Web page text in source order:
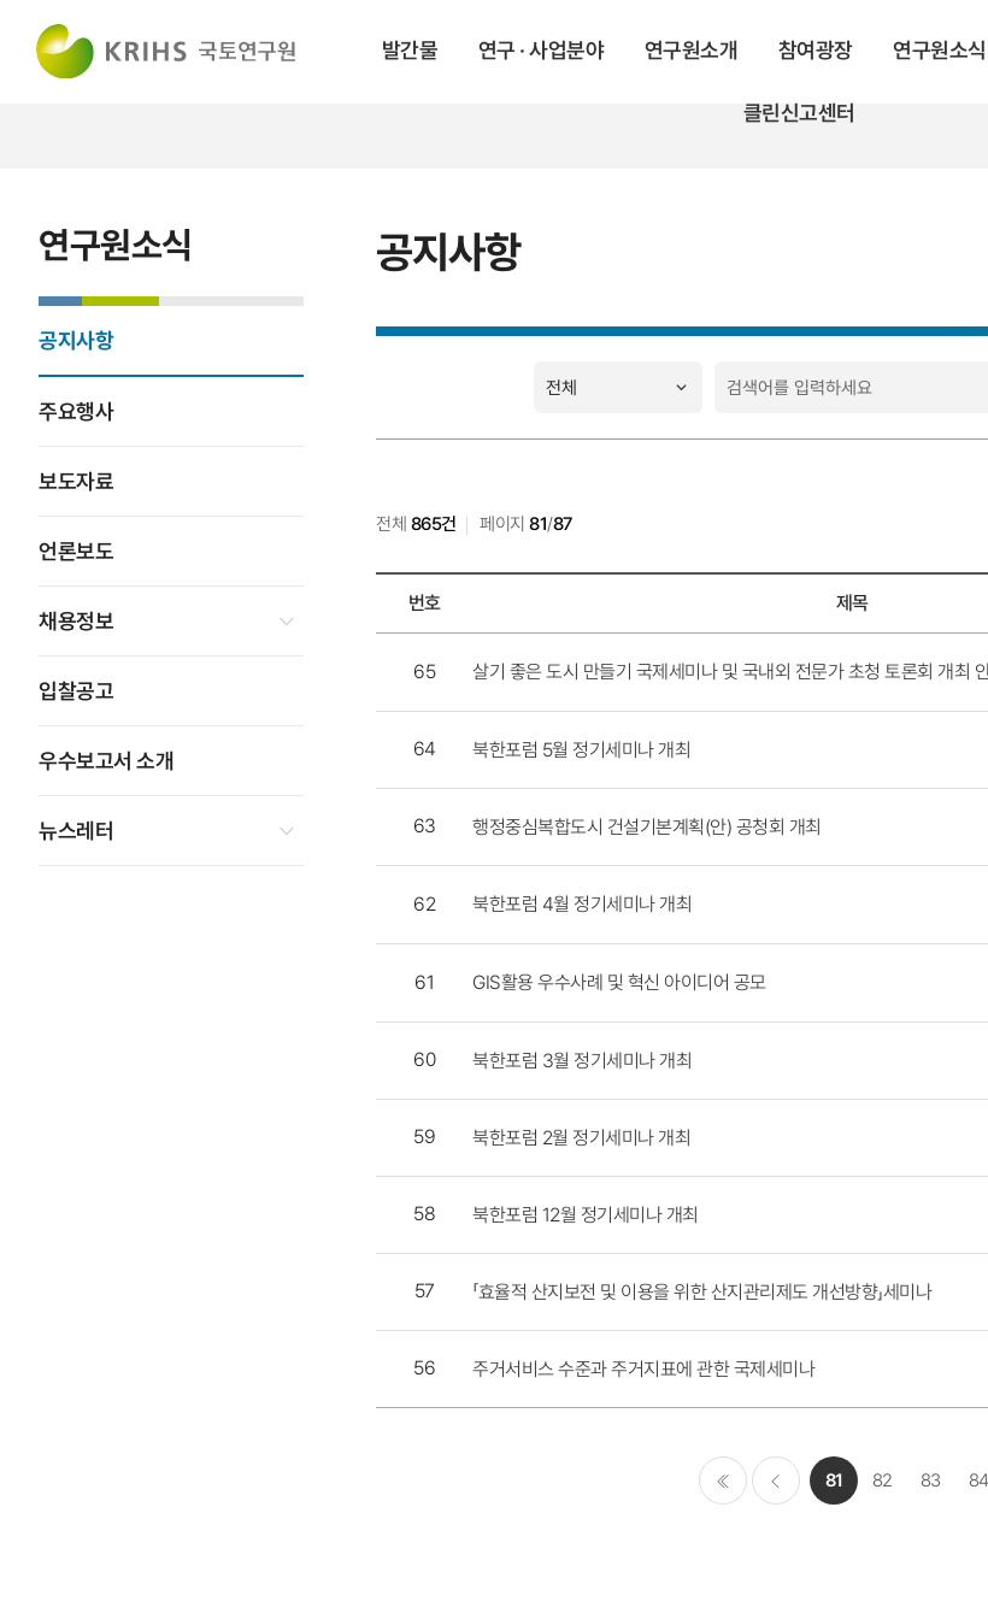
발간물 연구 · 사업분야 연구원소개 참여광장 연구원소식
클린신고센터
공지사항
연구원소식
공지사항
주요행사
보도자료
언론보도
채용정보
입찰공고
우수보고서 소개
뉴스레터
전체 865건 페이지 81/87
등록일,
첨부파일,
번호 제목
65 살기 좋은 도시 만들기 국제세미나 및 국내외 전문가 초청 토론회 개최
64 북한포럼 5월 정기세미나 개최
63 행정중심복합도시 건설기본계획(안) 공청회 개최
62 북한포럼 4월 정기세미나 개최
61 GIS활용 우수사례 및 혁신 아이디어 공모
60 북한포럼 3월 정기세미나 개최
59 북한포럼 2월 정기세미나 개최
58 북한포럼 12월 정기세미나 개최
57 「효율적 산지보전 및 이용을 위한 산지관리제도 개선방향」세미나
56 주거서비스 수준과 주거지표에 관한 국제세미나
81 82 83 84